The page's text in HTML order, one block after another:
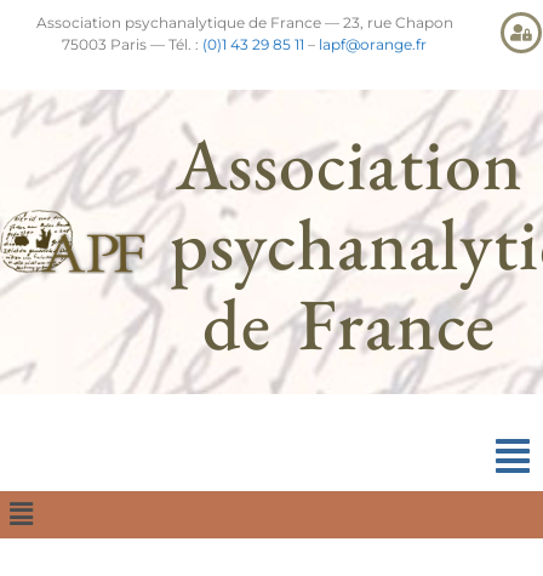
Association psychanalytique de France — 23, rue Chapon
75003 Paris — Tél. : (0)1 43 29 85 11 – lapf@orange.fr
Association
de France